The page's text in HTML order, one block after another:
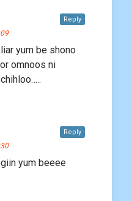
yum be shono
omnoos ni
Reply
yum beeee
Reply